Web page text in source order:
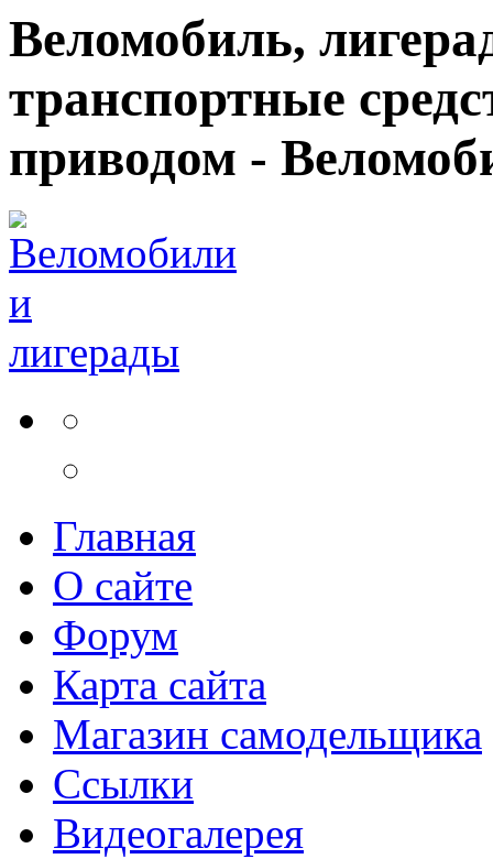
Веломобиль,
транспортные
приводом -
Главная
О сайте
Форум
Карта сайта
Магазин самодельщика
Ссылки
Видеогалерея